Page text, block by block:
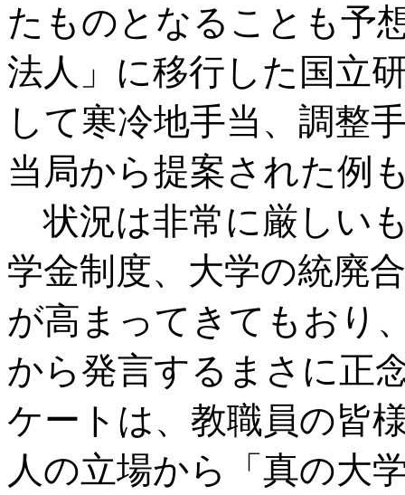
たものとなることも予
法人」に移行した国立
して寒冷地手当、調整
当局から提案された例
状況は非常に厳しい
学金制度、大学の統廃
が高まってきてもおり
から発言するまさに正
ケートは、教職員の皆
人の立場から「真の大